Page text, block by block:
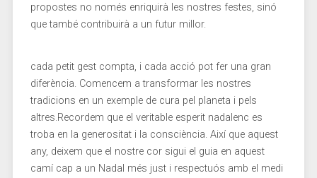
propostes no només enriquirà ⁢les nostres​ festes, sinó
que també‍ contribuirà⁤ a un futur millor.
cada petit‌ gest compta,⁤ i cada acció pot fer una‌ gran
diferència.⁣ Comencem ‌a transformar les nostres
tradicions en un exemple​ de‍ cura‌ pel⁢ planeta i pels‍
altres.Recordem que el ​veritable ​esperit ​nadalenc es
troba en la generositat i la⁣ consciència. Així ⁤que aquest
any, deixem que ‌el nostre cor sigui el guia en aquest
camí ‌cap a un Nadal més just i ⁢respectuós⁤ amb el medi